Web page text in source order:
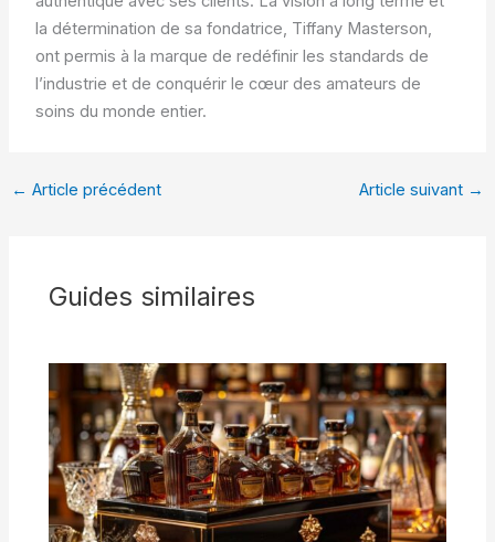
la détermination de sa fondatrice, Tiffany Masterson,
ont permis à la marque de redéfinir les standards de
l’industrie et de conquérir le cœur des amateurs de
soins du monde entier.
← Article précédent Article suivant →
Guides similaires